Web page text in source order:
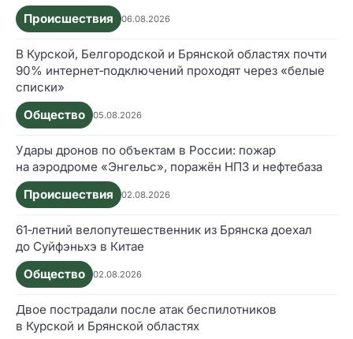
Происшествия
06.08.2026
В Курской, Белгородской и Брянской областях почти
90% интернет‑подключений проходят через «белые
списки»
Общество
05.08.2026
Удары дронов по объектам в России: пожар
на аэродроме «Энгельс», поражён НПЗ и нефтебаза
Происшествия
02.08.2026
61‑летний велопутешественник из Брянска доехал
до Суйфэньхэ в Китае
Общество
02.08.2026
Двое пострадали после атак беспилотников
в Курской и Брянской областях